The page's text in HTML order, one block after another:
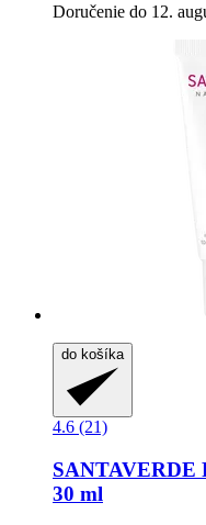
Doručenie do 12.
do košíka
4.6 (21)
SANTAVERDE
30 ml